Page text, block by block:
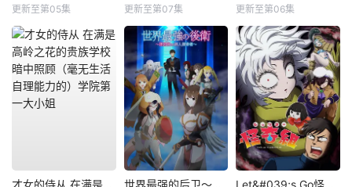
更新至第05集 更新至第07集 更新至第06集